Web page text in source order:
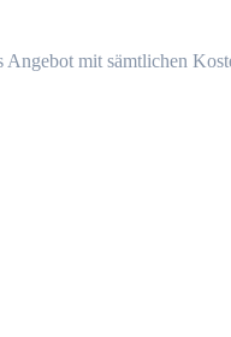
Angebot mit sämtlichen